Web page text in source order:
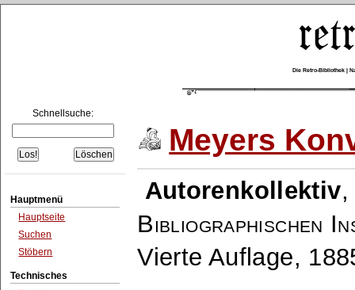
Die Retro-Bibliothek |
Schnellsuche:
Hauptmenü
Hauptseite
Suchen
Stöbern
Technisches
Meyers
Autorenkollektiv
Bibliographischen
Vierte Auflage,